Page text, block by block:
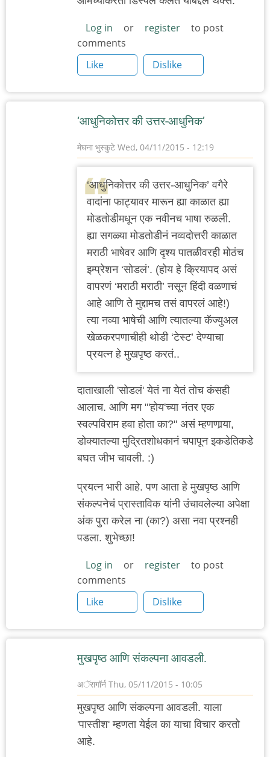
Log in or register
to post
comments
Like
Dislike
‘आधुनिकोत्तर की उत्तर-आधुनिक’
मेघना भुस्कुटे Wed, 04/11/2015 - 12:19
‘आधुनिकोत्तर की उत्तर-आधुनिक’ वगैरे
वादांना फाट्यावर मारून ह्या काळात ह्या
मोडतोडीमधून एक नवीनच भाषा रुळली.
ह्या सगळ्या मोडतोडीनं नव्वदोत्तरी काळात
मराठी भाषेवर आणि दृश्य पातळीवरही मोठंच
इम्प्रेशन ‘सोडलं’. (होय हे क्रियापद असं
वापरणं ‘मराठी मराठी’ नसून हिंदी वळणाचं
आहे आणि ते मुद्दामच तसं वापरलं आहे!)
त्या नव्या भाषेची आणि त्यातल्या कॅज्युअल
खेळकरपणाचीही थोडी ‘टेस्ट’ देण्याचा
प्रयत्न हे मुखपृष्ठ करतं..
दाताखाली 'सोडलं' येतं ना येतं तोच कंसही
आलाच. आणि मग "'होय'च्या नंतर एक
स्वल्पविराम हवा होता का?" असं म्हणणार्‍या,
डोक्यातल्या मुद्रितशोधकानं चपापून इकडेतिकडे
बघत जीभ चावली. :)
प्रयत्न भारी आहे. पण आता हे मुखपृष्ठ आणि
संकल्पनेचं प्रास्ताविक यांनी उंचावलेल्या अपेक्षा
अंक पुरा करेल ना (का?) असा नवा प्रश्नही
पडला. शुभेच्छा!
Log in or register
to post
comments
Like
Dislike
मुखपृष्ठ आणि संकल्पना आवडली.
अॅरागॉर्न Thu, 05/11/2015 - 10:05
मुखपृष्ठ आणि संकल्पना आवडली. याला
'पास्तीश' म्हणता येईल का याचा विचार करतो
आहे.